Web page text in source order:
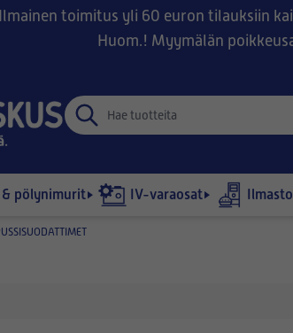
Ilmainen toimitus yli 60 euron tilauksiin
Huom.! Myymälän
& pölynimurit IV-varaosat